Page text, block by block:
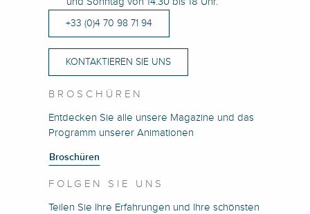
+33 (0)4 70 98 71 94
KONTAKTIEREN SIE UNS
BROSCHÜREN
Entdecken Sie alle unsere Magazine und das
Programm unserer Animationen
Broschüren
FOLGEN SIE UNS
Teilen Sie Ihre Erfahrungen und Ihre schönsten